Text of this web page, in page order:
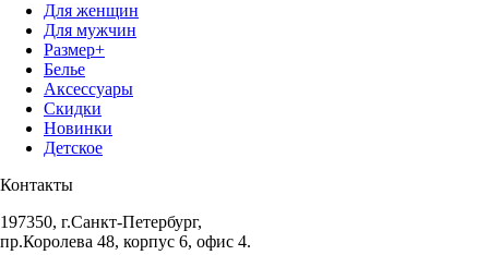
Для женщин
Для мужчин
Размер+
Белье
Аксессуары
Скидки
Новинки
Детское
Контакты
197350, г.Санкт-Петербург,
пр.Королева 48, корпус 6, офис 4.